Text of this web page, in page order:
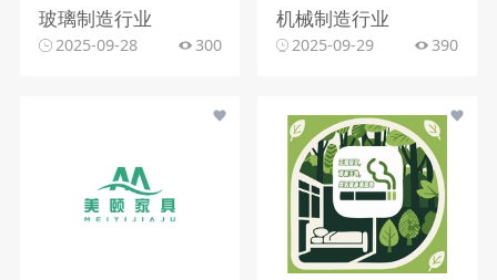
玻璃制造行业
2025-09-28 300
机械制造行业
2025-09-29 390